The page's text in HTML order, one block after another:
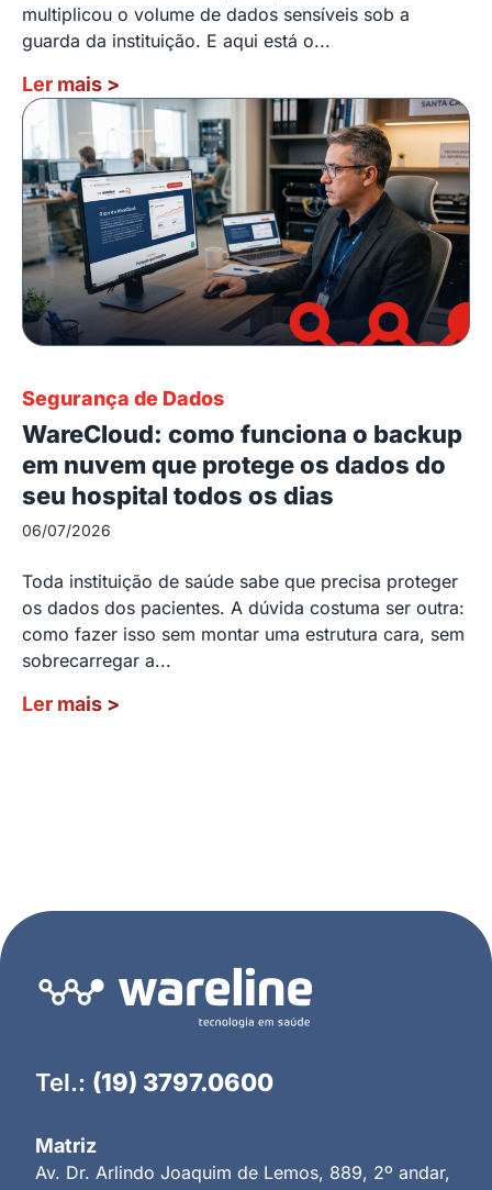
multiplicou o volume de dados sensíveis sob a
guarda da instituição. E aqui está o...
Ler mais >
Segurança de Dados
WareCloud: como funciona o backup
em nuvem que protege os dados do
seu hospital todos os dias
06/07/2026
Toda instituição de saúde sabe que precisa proteger
os dados dos pacientes. A dúvida costuma ser outra:
como fazer isso sem montar uma estrutura cara, sem
sobrecarregar a...
Ler mais >
Tel.: (19) 3797.0600
Matriz
Av. Dr. Arlindo Joaquim de Lemos, 889, 2º andar,